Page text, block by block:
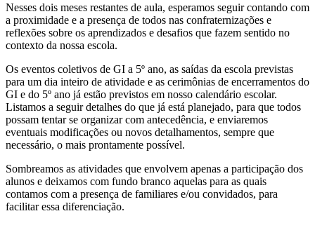
Nesses dois meses restantes de aula, esperamos seguir contando com
a proximidade e a presença de todos nas confraternizações e
reflexões sobre os aprendizados e desafios que fazem sentido no
contexto da nossa escola.
Os eventos coletivos de GI a 5º ano, as saídas da escola previstas
para um dia inteiro de atividade e as cerimônias de encerramentos do
GI e do 5º ano já estão previstos em nosso calendário escolar.
Listamos a seguir detalhes do que já está planejado, para que todos
possam tentar se organizar com antecedência, e enviaremos
eventuais modificações ou novos detalhamentos, sempre que
necessário, o mais prontamente possível.
Sombreamos as atividades que envolvem apenas a participação dos
alunos e deixamos com fundo branco aquelas para as quais
contamos com a presença de familiares e/ou convidados, para
facilitar essa diferenciação.